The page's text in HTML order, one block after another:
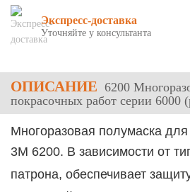
Экспресс-доставка
Уточняйте у консультанта
ОПИСАНИЕ 6200
покрасочных работ серии
Многоразовая полумаска
3М 6200. В зависимости от
патрона, обеспечивает